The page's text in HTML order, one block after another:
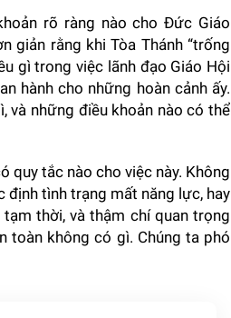
rõ ràng nào cho Đức Giáo
giản rằng khi Tòa Thánh “trống
gì trong việc lãnh đạo Giáo Hội
hành cho những hoàn cảnh ấy.
và những điều khoản nào có thể
quy tắc nào cho việc này. Không
định tình trạng mất năng lực, hay
thời, và thậm chí quan trọng
toàn không có gì. Chúng ta phó